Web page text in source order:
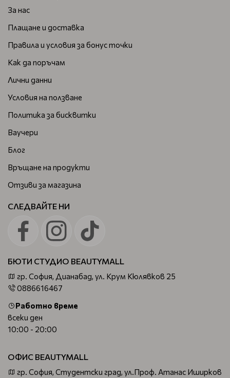
За нас
Плащане и доставка
Правила и условия за бонус точки
Как да поръчам
Лични данни
Условия на ползване
Политика за бисквитки
Ваучери
Блог
Връщане на продукти
Отзиви за магазина
СЛЕДВАЙТЕ НИ
БЮТИ СТУДИО BEAUTYMALL
гр. София, Дианабад, ул. Крум Кюлявков 25
0886616467
Работно време
всеки ден
10:00 - 20:00
ОФИС BEAUTYMALL
гр. София, Студентски град, ул.Проф. Атанас Иширков